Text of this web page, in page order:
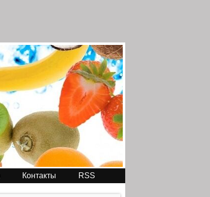
Контакты RSS